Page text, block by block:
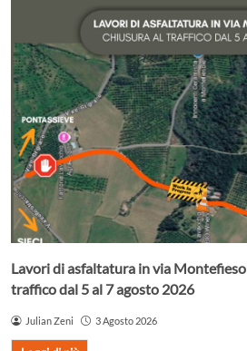
Lavori di asfaltatura in via
traffico dal 5 al 7 agosto 2026
Julian Zeni 3 Agosto 2026